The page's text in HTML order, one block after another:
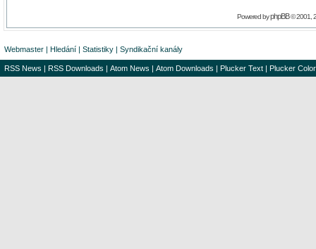
Powered byphpBB© 2001,
Webmaster | Hledání | Statistiky | Syndikační kanály
RSS News | RSS Downloads | Atom News | Atom Downloads | Plucker Text | Plucker Color